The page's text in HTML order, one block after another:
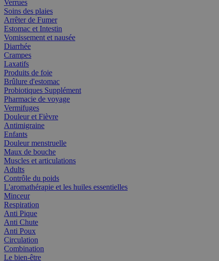
Verrues
Soins des plaies
Arrêter de Fumer
Estomac et Intestin
Vomissement et nausée
Diarrhée
Crampes
Laxatifs
Produits de foie
Brûlure d'estomac
Probiotiques Supplément
Pharmacie de voyage
Vermifuges
Douleur et Fièvre
Antimigraine
Enfants
Douleur menstruelle
Maux de bouche
Muscles et articulations
Adults
Contrôle du poids
L'aromathérapie et les huiles essentielles
Minceur
Respiration
Anti Pique
Anti Chute
Anti Poux
Circulation
Combination
Le bien-être